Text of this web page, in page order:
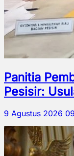
Panitia
Pesisir:
9 Agustus 2026